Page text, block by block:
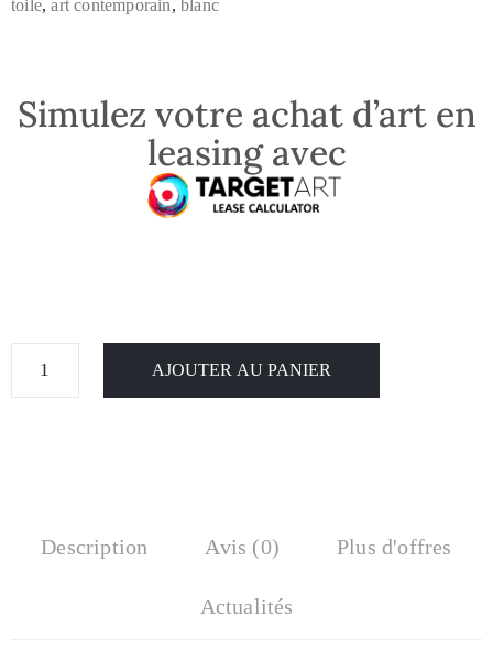
toile,art contemporain,blanc
Simulez votre achat d’art en
leasing avec
AJOUTER AU PANIER
Description Avis (0) Plus d'offres
Actualités